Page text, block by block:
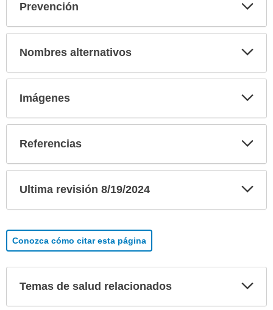
Prevención
Nombres alternativos
Imágenes
Referencias
Ultima revisión 8/19/2024
Conozca cómo citar esta página
Temas de salud relacionados